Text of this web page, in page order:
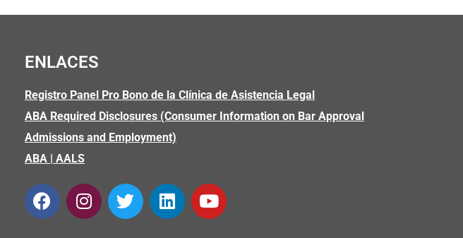
ENLACES
Registro Panel Pro Bono de la Clínica de Asistencia Legal
ABA Required Disclosures (Consumer Information on Bar Approval
Admissions and Employment)
ABA| AALS